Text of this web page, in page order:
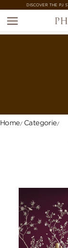
DISCOVER THE PJ
Home Categorie